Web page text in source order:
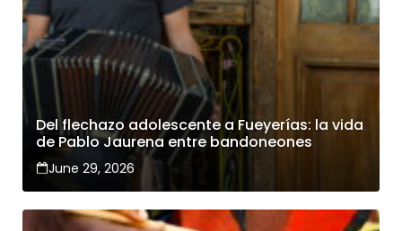
Del flechazo adolescente a Fueyerías: la vida
de Pablo Jaurena entre bandoneones
June 29, 2026